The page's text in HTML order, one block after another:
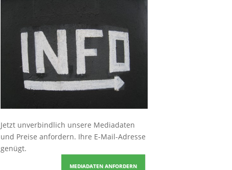
Jetzt unverbindlich unsere Mediadaten
und Preise anfordern. Ihre E-Mail-Adresse
genügt.
MEDIADATEN ANFORDERN